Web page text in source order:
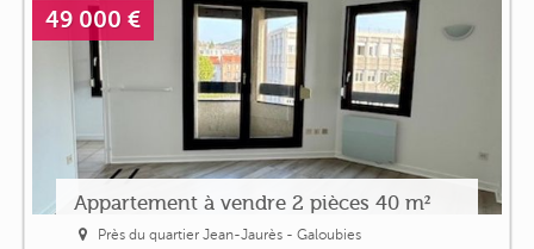
49 000 €
Appartement à vendre 2 pièces 40 m²
Près du quartier Jean-Jaurès - Galoubies